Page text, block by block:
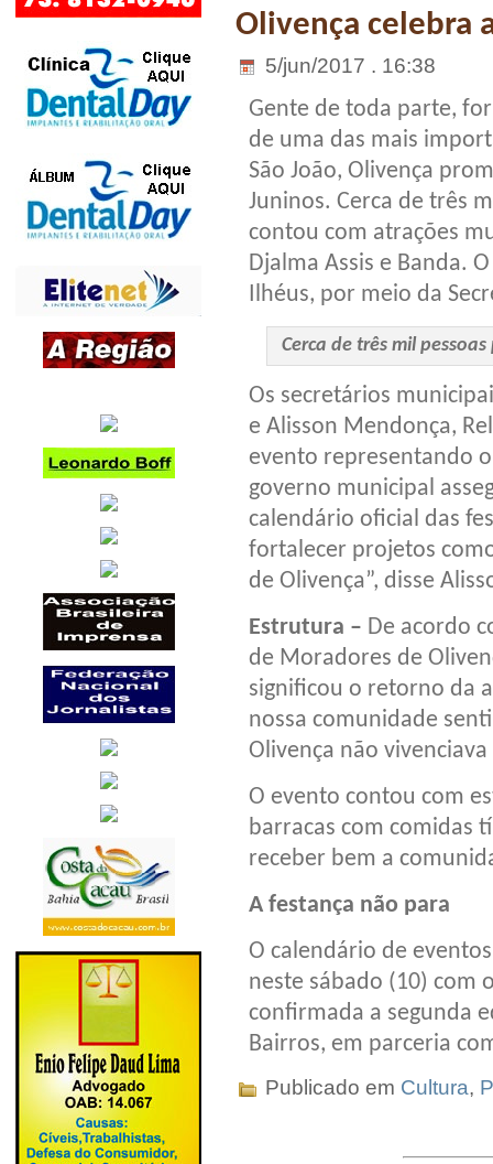
Olivença celebra
5/jun/2017 . 16:38
Gente de toda parte,
de uma das mais
São João, Olivença
Juninos. Cerca de três
contou com atrações
Djalma Assis e Banda.
Ilhéus, por meio da
Cerca de três mil
Os secretários
e Alisson Mendonça,
evento representando
governo municipal
calendário oficial das
fortalecer projetos
de Olivença”, disse
Estrutura – De acordo
de Moradores de
significou o retorno da
nossa comunidade
Olivença não
O evento contou com
barracas com comidas
receber bem a
A festança não para
O calendário de
neste sábado (10) com
confirmada a segunda
Bairros, em parceria
Publicado em Cultura,